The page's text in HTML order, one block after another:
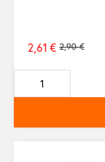
Prix
de
base
2,90 €
2,61 €